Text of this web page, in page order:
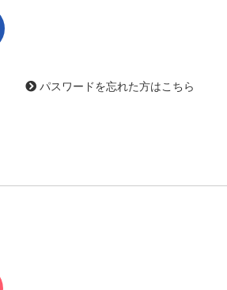
パスワードを忘れた方はこちら